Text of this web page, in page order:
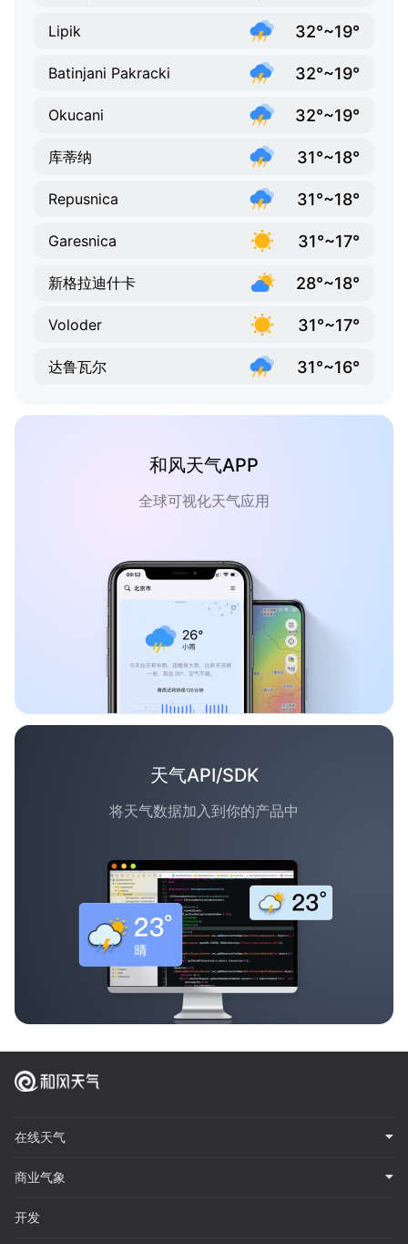
Lipik 32°~19°
Batinjani Pakracki 32°~19°
Okucani 32°~19°
库蒂纳 31°~18°
Repusnica 31°~18°
Garesnica 31°~17°
新格拉迪什卡 28°~18°
Voloder 31°~17°
达鲁瓦尔 31°~16°
和风天气APP
全球可视化天气应用
天气API/SDK
将天气数据加入到你的产品中
在线天气
商业气象
开发